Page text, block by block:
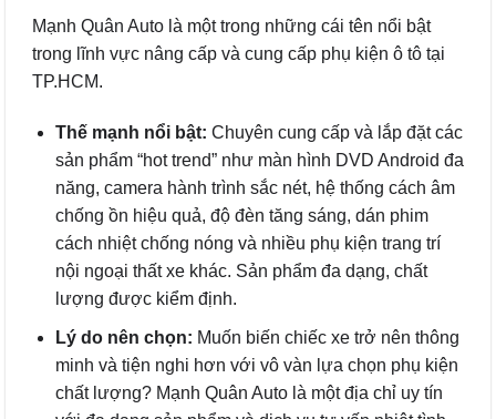
Mạnh Quân Auto là một trong những cái tên nổi bật
trong lĩnh vực nâng cấp và cung cấp phụ kiện ô tô tại
TP.HCM.
Thế mạnh nổi bật: Chuyên cung cấp và lắp đặt các
sản phẩm “hot trend” như màn hình DVD Android đa
năng, camera hành trình sắc nét, hệ thống cách âm
chống ồn hiệu quả, độ đèn tăng sáng, dán phim
cách nhiệt chống nóng và nhiều phụ kiện trang trí
nội ngoại thất xe khác. Sản phẩm đa dạng, chất
lượng được kiểm định.
Lý do nên chọn: Muốn biến chiếc xe trở nên thông
minh và tiện nghi hơn với vô vàn lựa chọn phụ kiện
chất lượng? Mạnh Quân Auto là một địa chỉ uy tín